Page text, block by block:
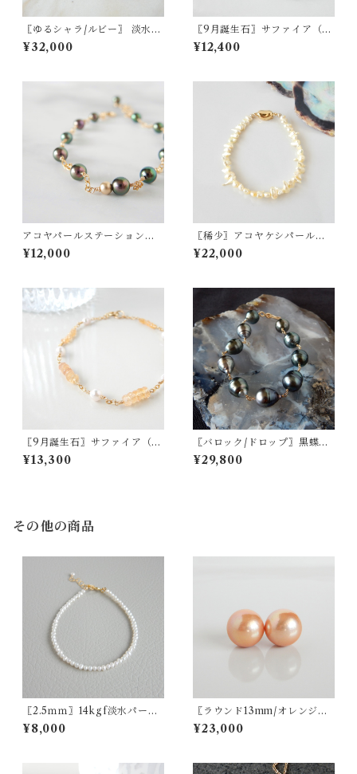
〖ゆるシャラ/ルビー〗 淡水パ
ール ハーキマーダイヤモンド
ブレスレット 14kgf 7月の誕
¥32,000
〖9月誕生石〗サファイア（ミ
ントグリーン）・アコヤパー
ルブレスレット SV925【156
¥12,400
アコヤパールステーションブ
レスレット（ブラック）14kgf
【1293】
¥12,000
〖稀少〗アコヤケシパール
（ライトイエロー）ブレスレ
ット 【1746】
¥22,000
〖9月誕生石〗サファイア（ゴ
ールデンピーチ）・アコヤパ
ールブレスレット 14kgf【156
¥13,300
〖バロック/ドロップ〗黒蝶パ
ールブレスレット14kgf 南洋
パール タヒチパール【1859】
¥29,800
その他の商品
〖2.5ｍｍ〗14kgf淡水パール
ブレスレット【1184】
¥8,000
〖ラウンド13mm/オレンジゴ
ールド〗淡水パールスタッド
ピアス/イヤリング14kgf/SV9
¥23,000